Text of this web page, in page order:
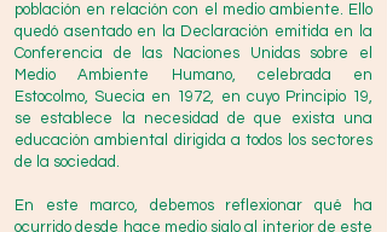
población en relación con el medio ambiente. Ello
quedó asentado en la Declaración emitida en la
Conferencia de las Naciones Unidas sobre el
Medio Ambiente Humano, celebrada en
Estocolmo, Suecia en 1972, en cuyo Principio 19,
se establece la necesidad de que exista una
educación ambiental dirigida a todos los sectores
de la sociedad.
En este marco, debemos reflexionar qué ha
ocurrido desde hace medio siglo al interior de este